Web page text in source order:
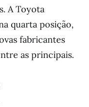
A Toyota
quarta posição,
fabricantes
as principais.